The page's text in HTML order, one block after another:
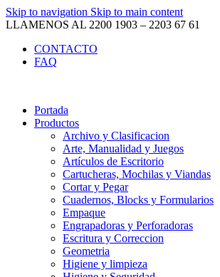
Skip to navigation Skip to main content
LLAMENOS AL 2200 1903 – 2203 67 61
CONTACTO
FAQ
Portada
Productos
Archivo y Clasificacion
Arte, Manualidad y Juegos
Artículos de Escritorio
Cartucheras, Mochilas y Viandas
Cortar y Pegar
Cuadernos, Blocks y Formularios
Empaque
Engrapadoras y Perforadoras
Escritura y Correccion
Geometria
Higiene y limpieza